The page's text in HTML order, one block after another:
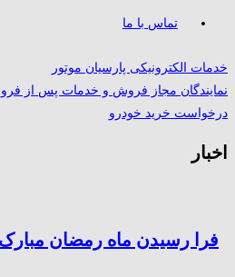
تماس با ما
خدمات الکترونیکی پارسیان موتور
نمایندگان مجاز فروش و خدمات پس از
درخواست خرید خودرو
اخبار
فرا رسیدن ماه رمضان مبارک